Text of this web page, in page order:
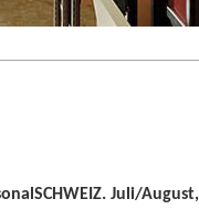
Juli/